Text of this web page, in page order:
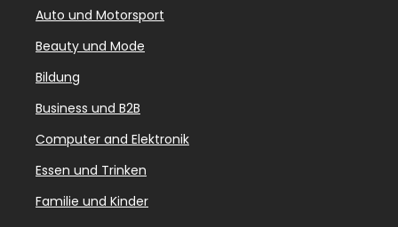
Auto und Motorsport
Beauty und Mode
Bildung
Business und B2B
Computer and Elektronik
Essen und Trinken
Familie und Kinder